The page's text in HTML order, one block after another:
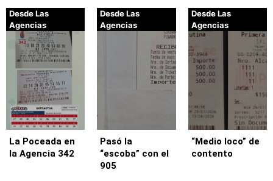
Desde Las
Agencias
La Poceada en
la Agencia 342
Desde Las
Agencias
Pasó la
“escoba” con el
905
Desde Las
Agencias
“Medio loco” de
contento